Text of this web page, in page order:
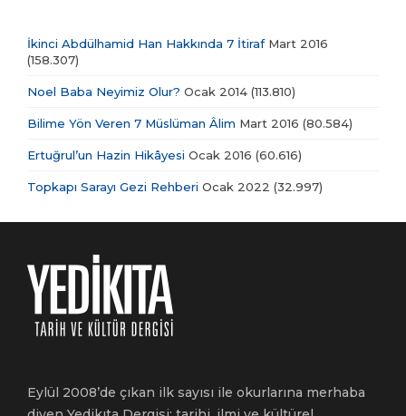
İkinci Abdülhamid Han Hakkında 7 İtirafMart 2016
(158.307)
Noel Baba Neyimiz Olur? Ocak 2014 (113.810)
Bilime Yön Veren 7 Müslüman Âlim Mart 2016 (80.584)
Ertuğrul’un Hazin Hikâyesi Ocak 2016 (60.616)
Topkapı Sarayı Gezi Rehberi Ocak 2022 (32.997)
Eylül 2008’de çıkan ilk sayısı ile okurlarına merhaba